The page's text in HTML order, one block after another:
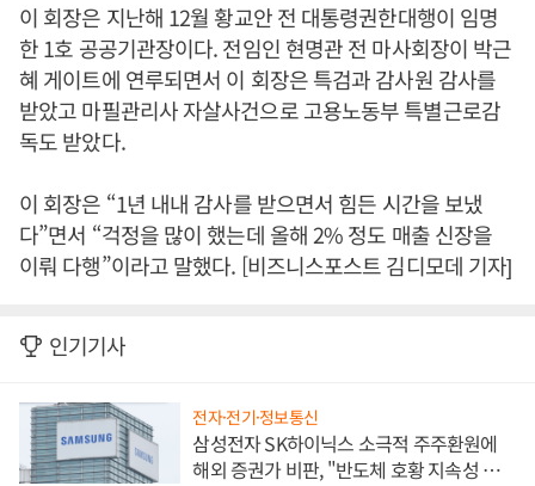
이 회장은 지난해 12월 황교안 전 대통령권한대행이 임명
한 1호 공공기관장이다. 전임인 현명관 전 마사회장이 박근
혜 게이트에 연루되면서 이 회장은 특검과 감사원 감사를
받았고 마필관리사 자살사건으로 고용노동부 특별근로감
독도 받았다.
이 회장은 “1년 내내 감사를 받으면서 힘든 시간을 보냈
다”면서 “걱정을 많이 했는데 올해 2% 정도 매출 신장을
이뤄 다행”이라고 말했다. [비즈니스포스트 김디모데 기자]
인기기사
전자·전기·정보통신
삼성전자 SK하이닉스 소극적 주주환원에
해외 증권가 비판, "반도체 호황 지속성 의